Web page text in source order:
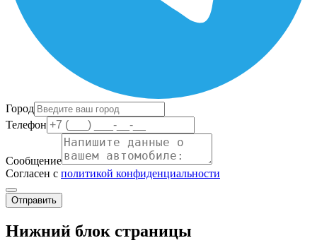
Город
Телефон
Сообщение
Согласен с политикой конфиденциальности
Отправить
Нижний блок страницы